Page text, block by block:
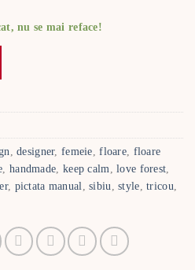
nu se mai reface!
,designer, femeie ,floare floare
,handmade keep calm ,love forest
, pictata manual ,sibiu ,style ,tricou